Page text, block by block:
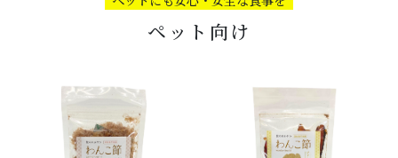
ペット向け